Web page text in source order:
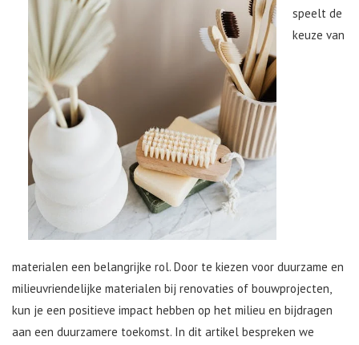
speelt de
keuze van
materialen een belangrijke rol. Door te kiezen voor duurzame en
milieuvriendelijke materialen bij renovaties of bouwprojecten,
kun je een positieve impact hebben op het milieu en bijdragen
aan een duurzamere toekomst. In dit artikel bespreken we